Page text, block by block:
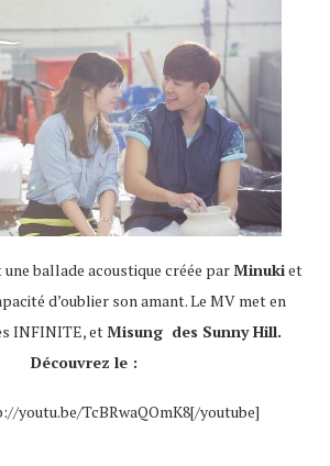
une ballade acoustique créée parMinukiet
d’oublier son amant. Le MV met en
INFINITE, etMisung des Sunny Hill.
Découvrez le :
youtu.be/TcBRwaQOmK8[/youtube]